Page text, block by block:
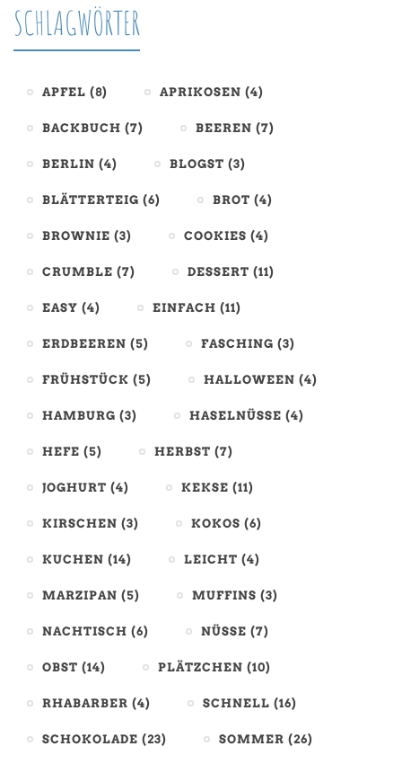
SCHLAGWÖRTER
APFEL (8) APRIKOSEN (4)
BACKBUCH (7) BEEREN (7)
BERLIN (4) BLOGST (3)
BLÄTTERTEIG (6) BROT (4)
BROWNIE (3) COOKIES (4)
CRUMBLE (7) DESSERT (11)
EASY (4) EINFACH (11)
ERDBEEREN (5) FASCHING (3)
FRÜHSTÜCK (5) HALLOWEEN (4)
HAMBURG (3) HASELNÜSSE (4)
HEFE (5) HERBST (7)
JOGHURT (4) KEKSE (11)
KIRSCHEN (3) KOKOS (6)
KUCHEN (14) LEICHT (4)
MARZIPAN (5) MUFFINS (3)
NACHTISCH (6) NÜSSE (7)
OBST (14) PLÄTZCHEN (10)
RHABARBER (4) SCHNELL (16)
SCHOKOLADE (23) SOMMER (26)